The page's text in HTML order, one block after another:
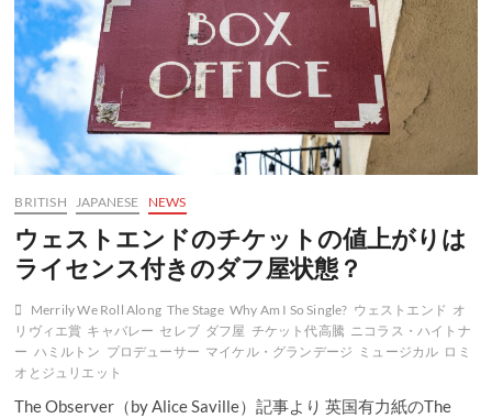
BRITISH JAPANESE NEWS
ウェストエンドのチケットの値上がりは
ライセンス付きのダフ屋状態？
Merrily We Roll Along The Stage Why Am I So Single? ウェストエンド オ
リヴィエ賞 キャバレー セレブ ダフ屋 チケット代高騰 ニコラス・ハイトナ
ー ハミルトン プロデューサー マイケル・グランデージ ミュージカル ロミ
オとジュリエット
The Observer（by Alice Saville）記事より 英国有力紙のThe